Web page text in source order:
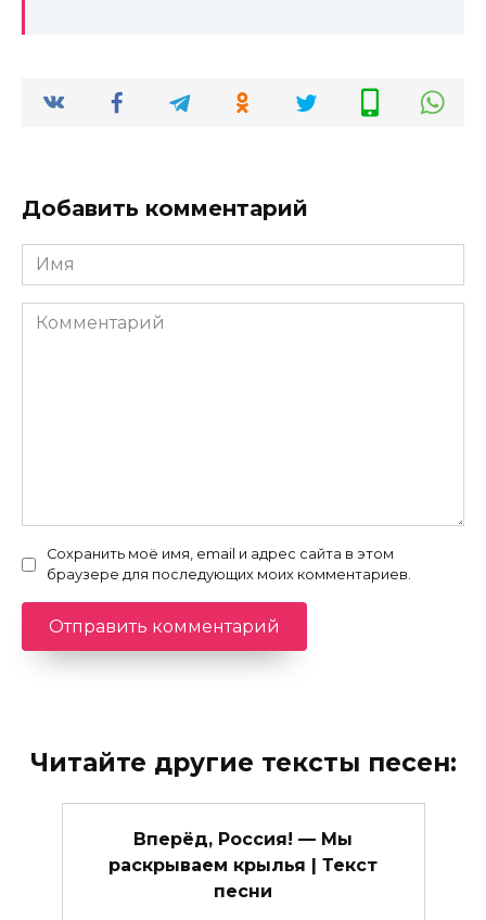
Добавить комментарий
Имя
*
Комментарий
Сохранить моё имя, email и адрес сайта в этом
браузере для последующих моих комментариев.
Читайте другие тексты песен:
Вперёд, Россия! — Мы
раскрываем крылья | Текст
песни